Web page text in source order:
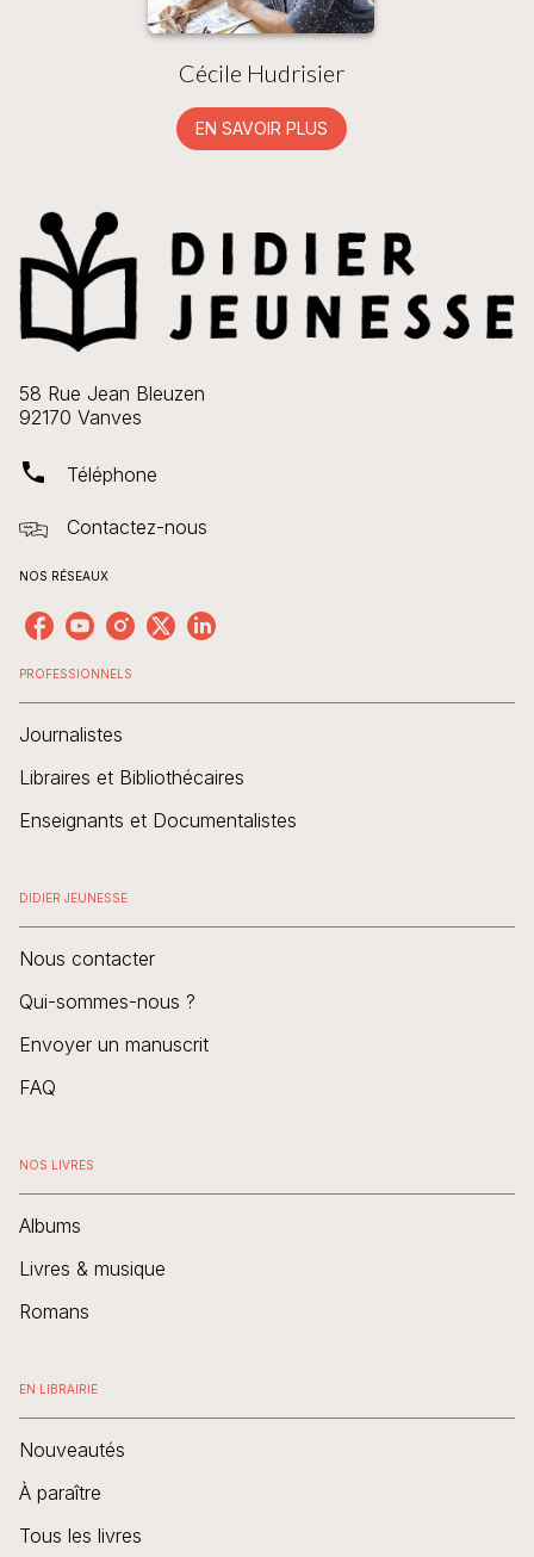
Cécile Hudrisier
EN SAVOIR PLUS
58 Rue Jean Bleuzen
92170 Vanves
phone Téléphone
Contactez-nous
NOS RÉSEAUX
PROFESSIONNELS
Journalistes
Libraires et Bibliothécaires
Enseignants et Documentalistes
DIDIER JEUNESSE
Nous contacter
Qui-sommes-nous ?
Envoyer un manuscrit
FAQ
NOS LIVRES
Albums
Livres & musique
Romans
EN LIBRAIRIE
Nouveautés
À paraître
Tous les livres